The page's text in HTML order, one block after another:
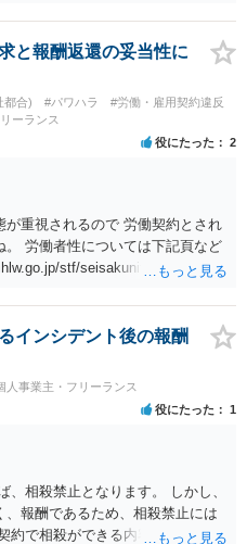
げられている基準は、以下のと
断基準 (1) 指揮監督下の労働 イ 仕
諾否の自由の有無 ロ 業務遂行上
代替性の有無 (2) 報酬の労務対
素 (1) 事業者性の有無 イ 機械、器
の程度 等 仕事をする時間や場
等の事情がある場合には、実質
ます。 あくまで、労働者と扱
法第１６条違反等を主張できる
の罰則等の主張を鵜呑みにせ
轄する労働基準監督署等に相談な
契約の不履行について違約金を
約をしてはならない。
と報酬返還の妥当性に
都合) #パワハラ
#労働・雇用契約違反
ーランス
役にたった 2
重視されるので 労働契約とされ
労働者性については下記頁など
stf/seisakunitsuite/bunya/
インシデント後の報酬
人事業主・フリーランス
役にたった 1
相殺禁止となります。 しかし、
報酬であるため、相殺禁止には
約で相殺ができる内容になってい